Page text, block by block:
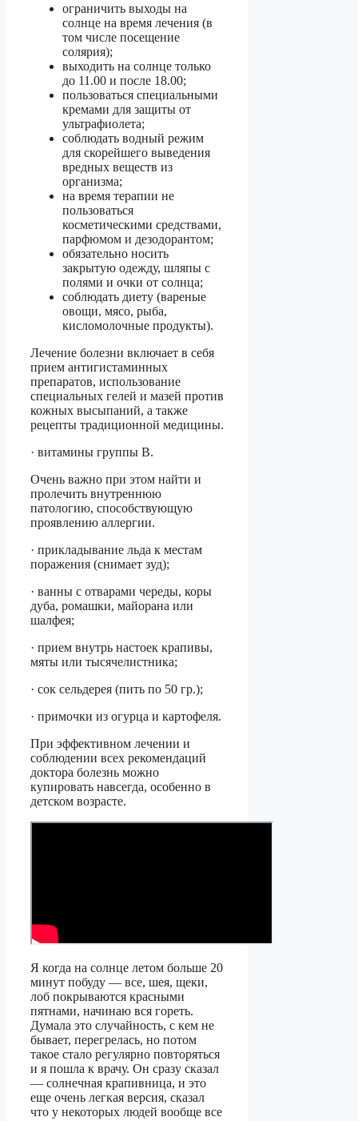
ограничить выходы на
солнце на время лечения (в
том числе посещение
солярия);
выходить на солнце только
до 11.00 и после 18.00;
пользоваться специальными
кремами для защиты от
ультрафиолета;
соблюдать водный режим
для скорейшего выведения
вредных веществ из
организма;
на время терапии не
пользоваться
косметическими средствами,
парфюмом и дезодорантом;
обязательно носить
закрытую одежду, шляпы с
полями и очки от солнца;
соблюдать диету (вареные
овощи, мясо, рыба,
кисломолочные продукты).
Лечение болезни включает в себя
прием антигистаминных
препаратов, использование
специальных гелей и мазей против
кожных высыпаний, а также
рецепты традиционной медицины.
· витамины группы В.
Очень важно при этом найти и
пролечить внутреннюю
патологию, способствующую
проявлению аллергии.
· прикладывание льда к местам
поражения (снимает зуд);
· ванны с отварами череды, коры
дуба, ромашки, майорана или
шалфея;
· прием внутрь настоек крапивы,
мяты или тысячелистника;
· сок сельдерея (пить по 50 гр.);
· примочки из огурца и картофеля.
При эффективном лечении и
соблюдении всех рекомендаций
доктора болезнь можно
купировать навсегда, особенно в
детском возрасте.
Я когда на солнце летом больше 20
минут побуду — все, шея, щеки,
лоб покрываются красными
пятнами, начинаю вся гореть.
Думала это случайность, с кем не
бывает, перегрелась, но потом
такое стало регулярно повторяться
и я пошла к врачу. Он сразу сказал
— солнечная крапивница, и это
еще очень легкая версия, сказал
что у некоторых людей вообще все